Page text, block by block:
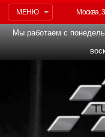
МЕНЮ Москва,
Мы работаем с